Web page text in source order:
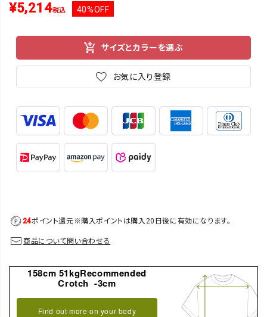
¥5,214税込 40%OFF
サイズとカラーを選ぶ
お気に入り登録
24ポイント還元※購入ポイントは購入20日後に有効になります。
商品について問い合わせる
158cm 51kgRecommended
Crotch -3cm
Find out more on your body